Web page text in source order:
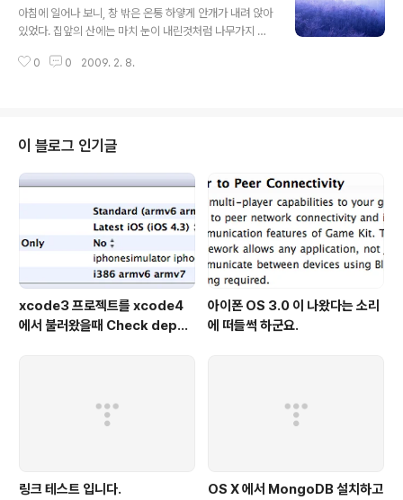
이랑 만나면 파랑색으로 보이고, 구름을 만나면 구름엔 물이있어 하얀색으로 보
여" 이렇게 이야기 헀더니. 연우가 자기 생각을 말하더라? 아니야. ..
아침에 일어나 보니, 창 밖은 온통 하얗게 안개가 내려 앉아
있었다. 집앞의 산에는 마치 눈이 내린것처럼 나무가지 하
소 느낌과는 다르게, 신비한 느낌으로 그자리를 지키고 있
0 0 2009. 2. 8.
이 블로그 인기글
xcode3 프로젝트를 xcode4
에서 불러왔을때 Check depen
아이폰 OS 3.0 이 나왔다는 소리
에 떠들썩 하군요.
링크 테스트 입니다. OS X 에서 MongoDB 설치하고